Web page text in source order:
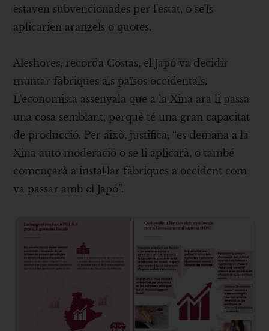
estaven subvencionades per l'estat, o se'ls
aplicarien aranzels o quotes.
Aleshores, recorda Costas, el Japó va decidir
muntar fàbriques als països occidentals.
L'economista assenyala que a la Xina ara li passa
una cosa semblant, perquè té una gran capacitat
de producció. Per això, justifica, “es demana a la
Xina auto moderació o se li aplicarà, o també
començarà a instal·lar fàbriques a occident com
va passar amb el Japó”.